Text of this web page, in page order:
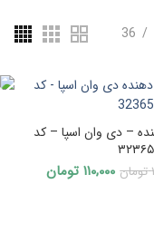
36
– دی وان اسپا – کد
۳۲۳۶۵
تومان Original
۱۱۰,۰۰۰ تومانCurrent